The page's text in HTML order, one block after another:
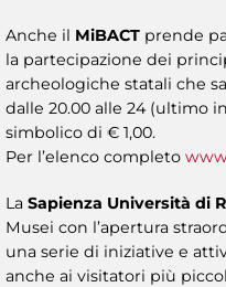
Anche il MiBACT prende
la partecipazione dei
archeologiche statali che
dalle 20.00 alle 24 (ultimo
simbolico di € 1,00.
Per l’elenco completo
La Sapienza Università di
Musei con l’apertura
una serie di iniziative e
anche ai visitatori più